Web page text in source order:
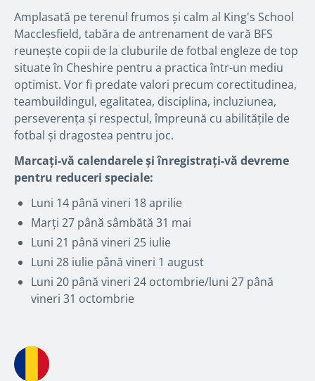
Amplasată pe terenul frumos și calm al King's School
Macclesfield, tabăra de antrenament de vară BFS
reunește copii de la cluburile de fotbal engleze de top
situate în Cheshire pentru a practica într-un mediu
optimist. Vor fi predate valori precum corectitudinea,
teambuildingul, egalitatea, disciplina, incluziunea,
perseverența și respectul, împreună cu abilitățile de
fotbal și dragostea pentru joc.
Marcați-vă calendarele și înregistrați-vă devreme
pentru reduceri speciale:
Luni 14 până vineri 18 aprilie
Marți 27 până sâmbătă 31 mai
Luni 21 până vineri 25 iulie
Luni 28 iulie până vineri 1 august
Luni 20 până vineri 24 octombrie/luni 27 până
vineri 31 octombrie